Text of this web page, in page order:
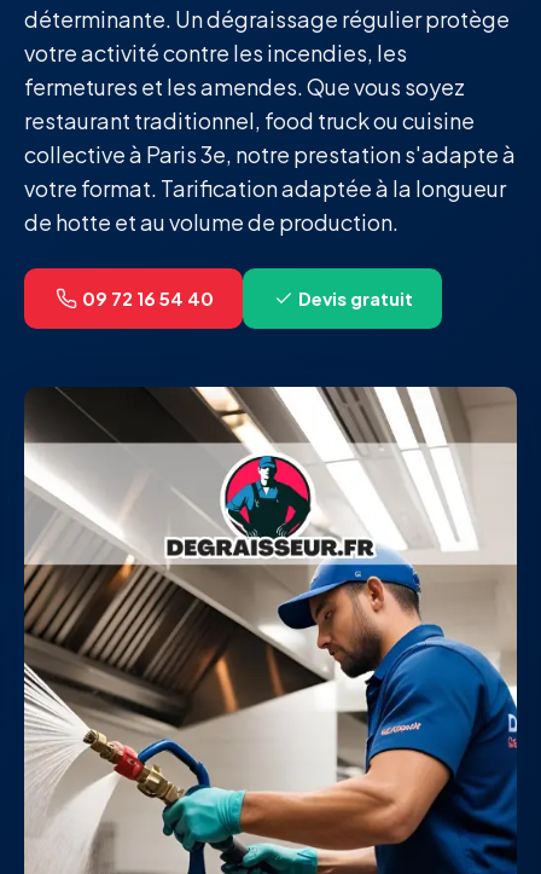
déterminante. Un dégraissage régulier protège
votre activité contre les incendies, les
fermetures et les amendes. Que vous soyez
restaurant traditionnel, food truck ou cuisine
collective à Paris 3e, notre prestation s'adapte à
votre format. Tarification adaptée à la longueur
de hotte et au volume de production.
09 72 16 54 40 Devis gratuit